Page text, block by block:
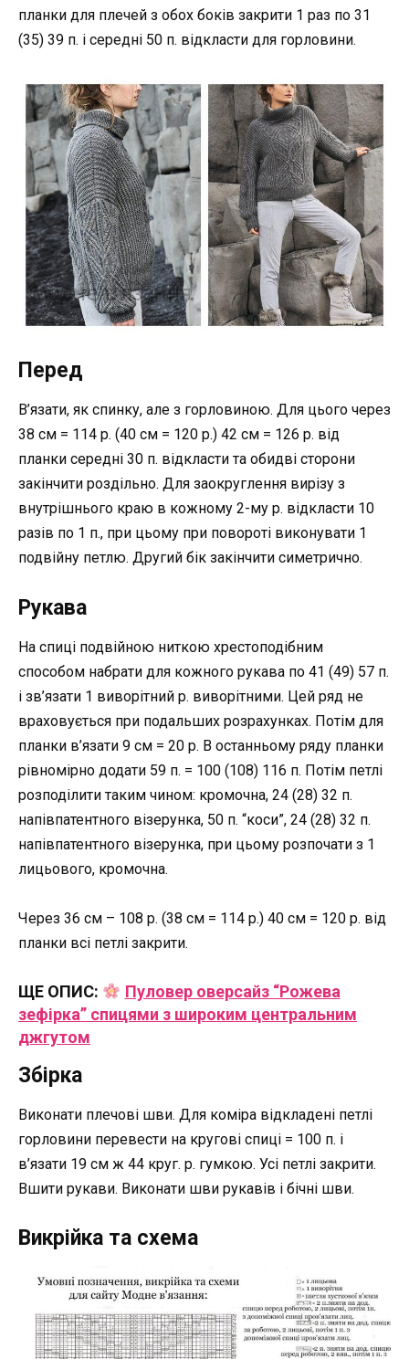
планки для плечей з обох боків закрити 1 раз по 31
(35) 39 п. і середні 50 п. відкласти для горловини.
Перед
В’язати, як спинку, але з горловиною. Для цього через
38 см = 114 р. (40 см = 120 р.) 42 см = 126 р. від
планки середні 30 п. відкласти та обидві сторони
закінчити роздільно. Для заокруглення вирізу з
внутрішнього краю в кожному 2-му р. відкласти 10
разів по 1 п., при цьому при повороті виконувати 1
подвійну петлю. Другий бік закінчити симетрично.
Рукава
На спиці подвійною ниткою хрестоподібним
способом набрати для кожного рукава по 41 (49) 57 п.
і зв’язати 1 виворітний р. виворітними. Цей ряд не
враховується при подальших розрахунках. Потім для
планки в’язати 9 см = 20 р. В останньому ряду планки
рівномірно додати 59 п. = 100 (108) 116 п. Потім петлі
розподілити таким чином: кромочна, 24 (28) 32 п.
напівпатентного візерунка, 50 п. “коси”, 24 (28) 32 п.
напівпатентного візерунка, при цьому розпочати з 1
лицьового, кромочна.
Через 36 см – 108 р. (38 см = 114 р.) 40 см = 120 р. від
планки всі петлі закрити.
ЩЕ ОПИС:
Пуловер оверсайз “Рожева
зефірка” спицями з широким центральним
джгутом
Збірка
Виконати плечові шви. Для коміра відкладені петлі
горловини перевести на кругові спиці = 100 п. і
в’язати 19 см ж 44 круг. р. гумкою. Усі петлі закрити.
Вшити рукави. Виконати шви рукавів і бічні шви.
Викрійка та схема